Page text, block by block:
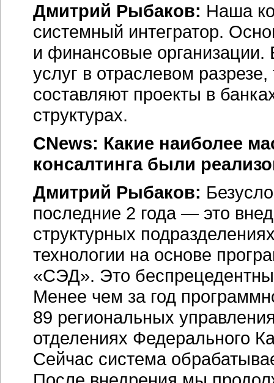
Дмитрий Рыбаков: Наша
системный интегратор.
и финансовые организации.
услуг в отраслевом
составляют проекты в
структурах.
CNews: Какие наиболее
консалтинга были
Дмитрий Рыбаков:
последние 2 года — это
структурных
технологии на основе
«СЭД». Это
Менее чем за год
89 региональных
отделениях Федерального
Сейчас система